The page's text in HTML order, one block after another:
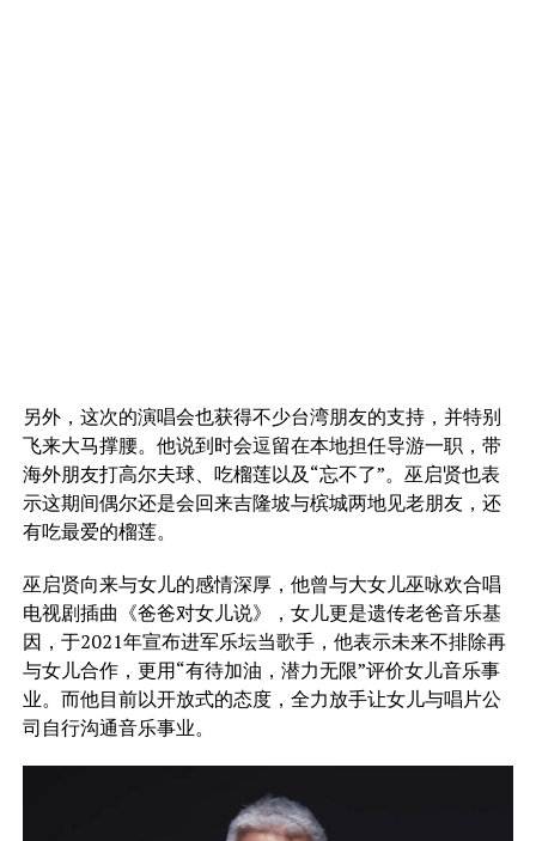
另外，这次的演唱会也获得不少台湾朋友的支持，并特别
飞来大马撑腰。他说到时会逗留在本地担任导游一职，带
海外朋友打高尔夫球、吃榴莲以及“忘不了”。巫启贤也表
示这期间偶尔还是会回来吉隆坡与槟城两地见老朋友，还
有吃最爱的榴莲。
巫启贤向来与女儿的感情深厚，他曾与大女儿巫咏欢合唱
电视剧插曲《爸爸对女儿说》，女儿更是遗传老爸音乐基
因，于2021年宣布进军乐坛当歌手，他表示未来不排除再
与女儿合作，更用“有待加油，潜力无限”评价女儿音乐事
业。而他目前以开放式的态度，全力放手让女儿与唱片公
司自行沟通音乐事业。